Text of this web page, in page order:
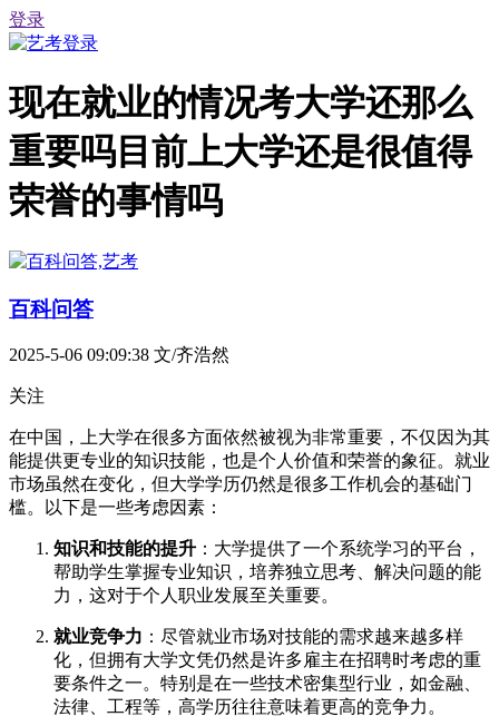
登录
现在就业的情况考大学还那么
重要吗目前上大学还是很值得
荣誉的事情吗
百科问答
2025-5-06 09:09:38 文/齐浩然
关注
在中国，上大学在很多方面依然被视为非常重要，不仅因为其
能提供更专业的知识技能，也是个人价值和荣誉的象征。就业
市场虽然在变化，但大学学历仍然是很多工作机会的基础门
槛。以下是一些考虑因素：
知识和技能的提升 ：大学提供了一个系统学习的平台，
帮助学生掌握专业知识，培养独立思考、解决问题的能
力，这对于个人职业发展至关重要。
就业竞争力 ：尽管就业市场对技能的需求越来越多样
化，但拥有大学文凭仍然是许多雇主在招聘时考虑的重
要条件之一。特别是在一些技术密集型行业，如金融、
法律、工程等，高学历往往意味着更高的竞争力。